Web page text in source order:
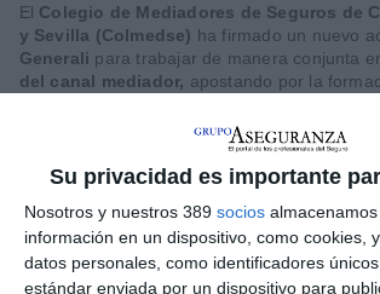
Su privacidad es importante
Nosotros y nuestros 389 socios
información en un dispositivo, como cookies,
datos personales, como identificadores
estándar enviada por un dispositivo para
El Colegio de Mediadores de Seguros de
y Sevilla (Colmedse) ha firmado un nuevo
Generali para trabajar de manera conjunta
del canal mediador, apostando por la
"Para Colmedse es fundamental contar con
compañías como Generali, con las que
de futuro basada en la excelencia
mediación como pieza clave en el mercado
destacadoRafael Cabello, presidente de
firma del acuerdo.